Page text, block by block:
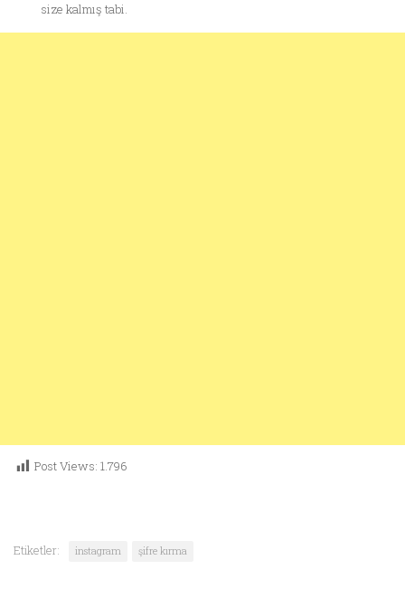
size kalmış tabi.
Post Views: 1.796
Etiketler: instagram şifre kırma